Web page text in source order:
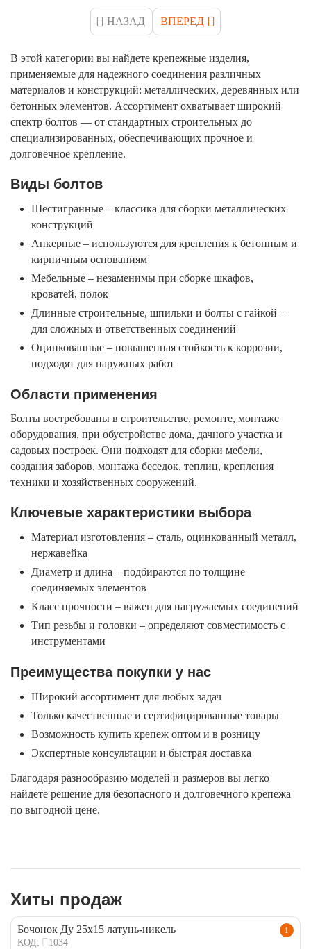
В этой категории вы найдете крепежные изделия,
применяемые для надежного соединения различных
материалов и конструкций: металлических, деревянных или
бетонных элементов. Ассортимент охватывает широкий
спектр болтов — от стандартных строительных до
специализированных, обеспечивающих прочное и
долговечное крепление.
Виды болтов
Шестигранные – классика для сборки металлических
конструкций
Анкерные – используются для крепления к бетонным и
кирпичным основаниям
Мебельные – незаменимы при сборке шкафов,
кроватей, полок
Длинные строительные, шпильки и болты с гайкой –
для сложных и ответственных соединений
Оцинкованные – повышенная стойкость к коррозии,
подходят для наружных работ
Области применения
Болты востребованы в строительстве, ремонте, монтаже
оборудования, при обустройстве дома, дачного участка и
садовых построек. Они подходят для сборки мебели,
создания заборов, монтажа беседок, теплиц, крепления
техники и хозяйственных сооружений.
Ключевые характеристики выбора
Материал изготовления – сталь, оцинкованный металл,
нержавейка
Диаметр и длина – подбираются по толщине
соединяемых элементов
Класс прочности – важен для нагружаемых соединений
Тип резьбы и головки – определяют совместимость с
инструментами
Преимущества покупки у нас
Широкий ассортимент для любых задач
Только качественные и сертифицированные товары
Возможность купить крепеж оптом и в розницу
Экспертные консультации и быстрая доставка
Благодаря разнообразию моделей и размеров вы легко
найдете решение для безопасного и долговечного крепежа
по выгодной цене.
НАЗАД ВПЕРЕД
Хиты продаж
1
Бочонок Ду 25х15 латунь-никель
КОД: 1034